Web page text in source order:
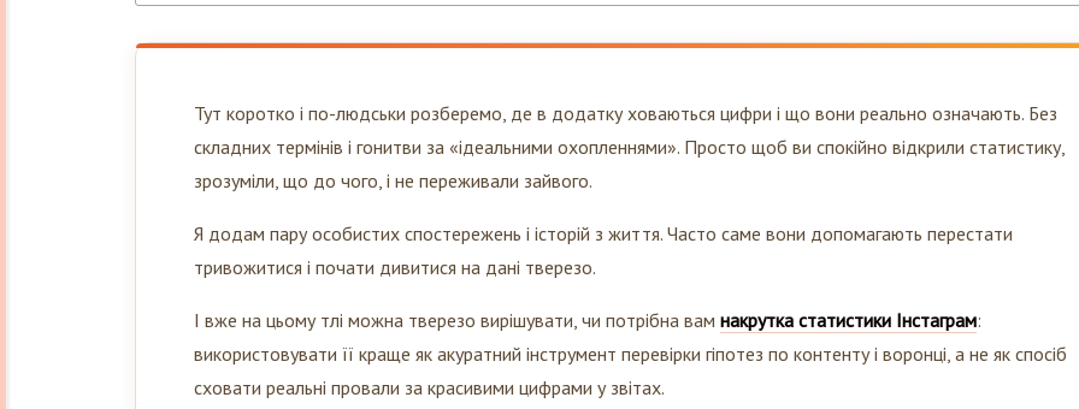
Тут коротко і по-людськи розберемо, де в додатку ховаються цифри і що вони реально означають. Без
складних термінів і гонитви за «ідеальними охопленнями». Просто щоб ви спокійно відкрили статистику,
зрозуміли, що до чого, і не переживали зайвого.
Я додам пару особистих спостережень і історій з життя. Часто саме вони допомагають перестати
тривожитися і почати дивитися на дані тверезо.
І вже на цьому тлі можна тверезо вирішувати, чи потрібна вам накрутка статистики Інстаграм
використовувати її краще як акуратний інструмент перевірки гіпотез по контенту і воронці, а не як спосіб
сховати реальні провали за красивими цифрами у звітах.